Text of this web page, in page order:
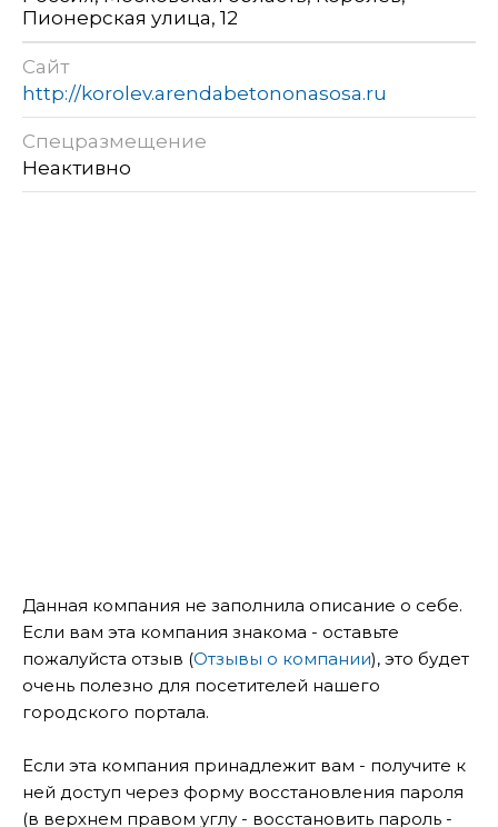
Пионерская улица, 12
Сайт
http://korolev.arendabetononasosa.ru
Спецразмещение
Неактивно
Данная компания не заполнила описание о себе.
Если вам эта компания знакома - оставьте
пожалуйста отзыв (Отзывы о компании), это будет
очень полезно для посетителей нашего
городского портала.
Если эта компания принадлежит вам - получите к
ней доступ через форму восстановления пароля
(в верхнем правом углу - восстановить пароль -